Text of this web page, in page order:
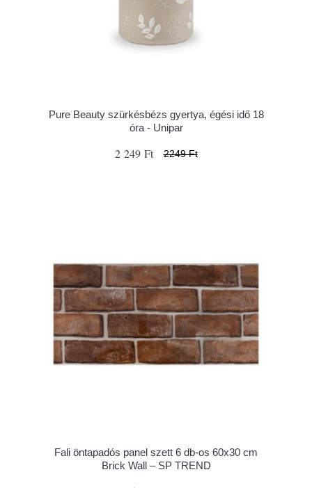
Pure Beauty szürkésbézs gyertya, égési idő 18
óra - Unipar
2 249 Ft 2249 Ft
Fali öntapadós panel szett 6 db-os 60x30 cm
Brick Wall – SP TREND